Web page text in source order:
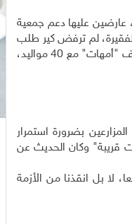
عارضين عليها دعم جمعية
ونصف لسد احتياجات الأسر الفقيرة، لم ترفض كير طلب
مزارعين يتمتعون بصيت جيد وحس مسؤولية عالٍ، فقدمت لهم منحة عام 2012 تمثلت بتوفير 20 رأس غنم عساف "أمهات" مع 40 مواليد،
بضرورة استمرار
قريبة" وكان الحديث عن
لا بل انقذنا من الأزمة